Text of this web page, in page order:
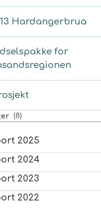
Hardangerbrua
for
(8)
2025
, åpnes i nytt vindu)
2024
, åpnes i nytt vindu)
2023
, åpnes i nytt vindu)
2022
, åpnes i nytt vindu)